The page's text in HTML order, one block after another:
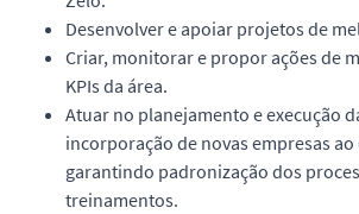
Desenvolver e apoiar projetos de
Criar, monitorar e propor ações de
KPIs da área.
Atuar no planejamento e execução
incorporação de novas empresas
garantindo padronização dos
treinamentos.